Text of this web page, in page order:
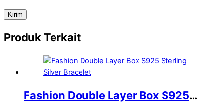
Produk Terkait
Fashion Double Layer Box S925